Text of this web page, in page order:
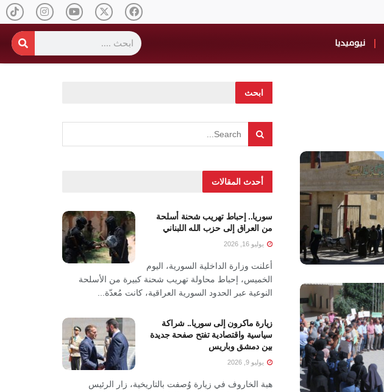
نيوميديا
ابحث
أحدث المقالات
سوريا.. إحباط تهريب شحنة أسلحة
من العراق إلى حزب الله اللبناني
يوليو 16, 2026
أعلنت وزارة الداخلية السورية، اليوم
الخميس، إحباط محاولة تهريب شحنة كبيرة من الأسلحة
النوعية عبر الحدود السورية العراقية، كانت مُعدّة...
زيارة ماكرون إلى سوريا.. شراكة
سياسية واقتصادية تفتح صفحة جديدة
بين دمشق وباريس
يوليو 9, 2026
هبة الخاروف في زيارة وُصفت بالتاريخية، زار الرئيس